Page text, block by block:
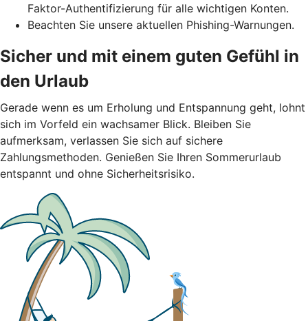
Faktor-Authentifizierung für alle wichtigen Konten.
Beachten Sie unsere aktuellen Phishing-Warnungen.
Sicher und mit einem guten Gefühl in
den Urlaub
Gerade wenn es um Erholung und Entspannung geht, lohnt
sich im Vorfeld ein wachsamer Blick. Bleiben Sie
aufmerksam, verlassen Sie sich auf sichere
Zahlungsmethoden. Genießen Sie Ihren Sommerurlaub
entspannt und ohne Sicherheitsrisiko.